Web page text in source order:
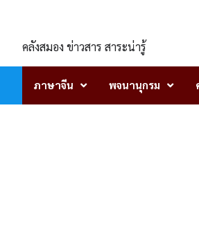
contentคลังสมอง ข่าวสาร สาระน่ารู้
ภาษาจีน พจนานุกรม